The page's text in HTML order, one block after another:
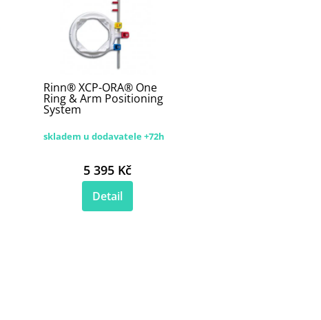
Rinn® XCP-ORA® One
Ring & Arm Positioning
System
skladem u dodavatele +72h
5 395 Kč
Detail